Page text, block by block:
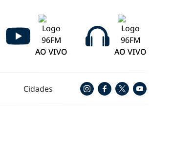
AO VIVO
AO VIVO
Cidades